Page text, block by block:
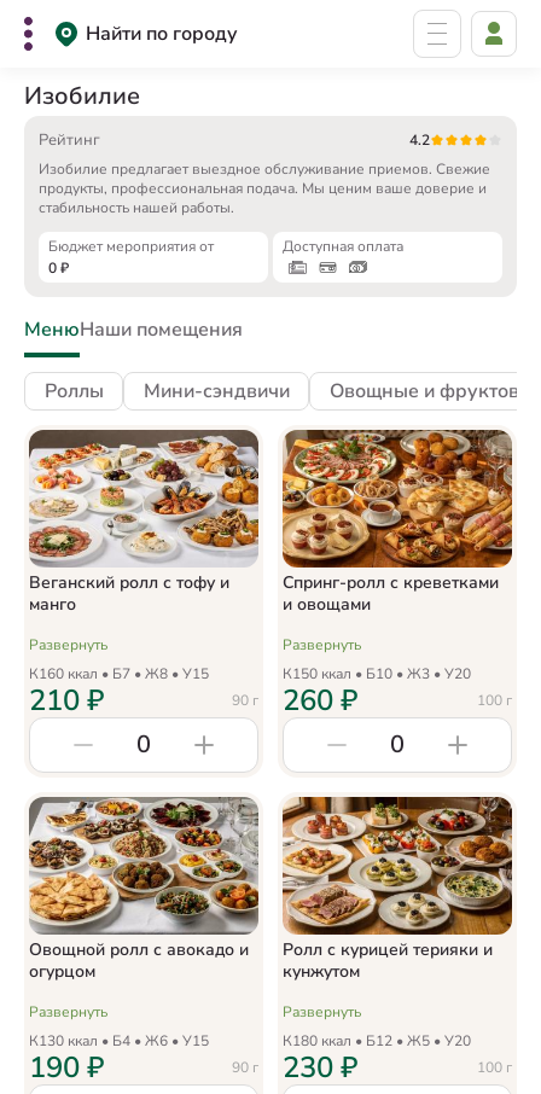
Найти по городу
Изобилие
Рейтинг
4.2
Изобилие предлагает выездное обслуживание приемов. Свежие
продукты, профессиональная подача. Мы ценим ваше доверие и
стабильность нашей работы.
Бюджет мероприятия от
0₽
Доступная оплата
МенюНаши помещения
Роллы Мини-сэндвичи Овощные и
Веганский ролл с тофу и
манго
Развернуть
К160 ккал • Б7 • Ж8 • У15
90 г
210₽
0
Спринг-ролл с креветками
и овощами
Развернуть
К150 ккал • Б10 • Ж3 • У20
100 г
260₽
0
Овощной ролл с авокадо и
огурцом
Развернуть
К130 ккал • Б4 • Ж6 • У15
90 г
190₽
Ролл с курицей терияки и
кунжутом
Развернуть
К180 ккал • Б12 • Ж5 • У20
100 г
230₽